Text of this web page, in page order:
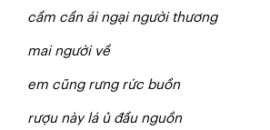
cầm cần ái ngại người thương
mai người về
em cũng rưng rức buồn
rượu này lá ủ đầu nguồn